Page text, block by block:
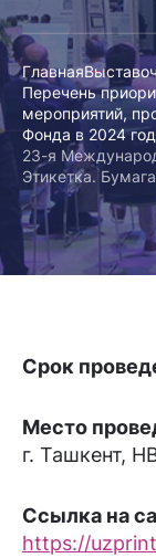
Главная
Перечень
мероприятий,
Фонда в 2024
23-я
Этикетка.
Срок
Место
г. Ташкент,
Ссылка на
https://